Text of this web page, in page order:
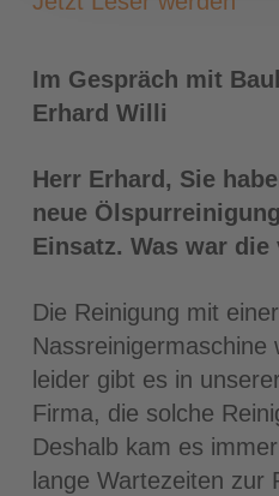
Im Gespräch mit
Erhard Willi
Herr Erhard, Sie
neue
Einsatz. Was war
Die Reinigung mit einer
Nassreinigermaschine
leider gibt es in
Firma, die solche
Deshalb kam es
lange Wartezeiten zur